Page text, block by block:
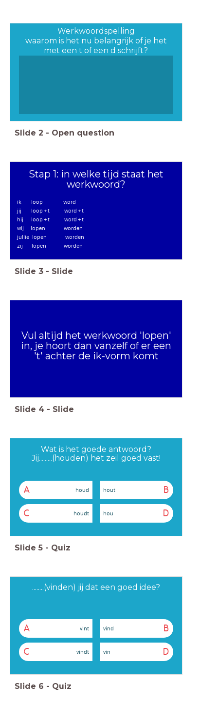
Werkwoordspelling
waarom is het nu belangrijk of je het
met een t of een d schrijft?
Slide 2 - Open question
Stap 1: in welke tijd staat het
werkwoord?
ik loop word
jij loop + t word + t
hij loop + t word + t
wij lopen worden
jullie lopen worden
zij lopen worden
Slide 3 - Slide
Vul altijd het werkwoord 'lopen'
in, je hoort dan vanzelf of er een
't' achter de ik-vorm komt
Slide 4 - Slide
Wat is het goede antwoord?
Jij.........(houden) het zeil goed vast!
A houd B
hout
C houdt D
hou
Slide 5 - Quiz
........(vinden) jij dat een goed idee?
A vint B
vind
C vindt D
vin
Slide 6 - Quiz